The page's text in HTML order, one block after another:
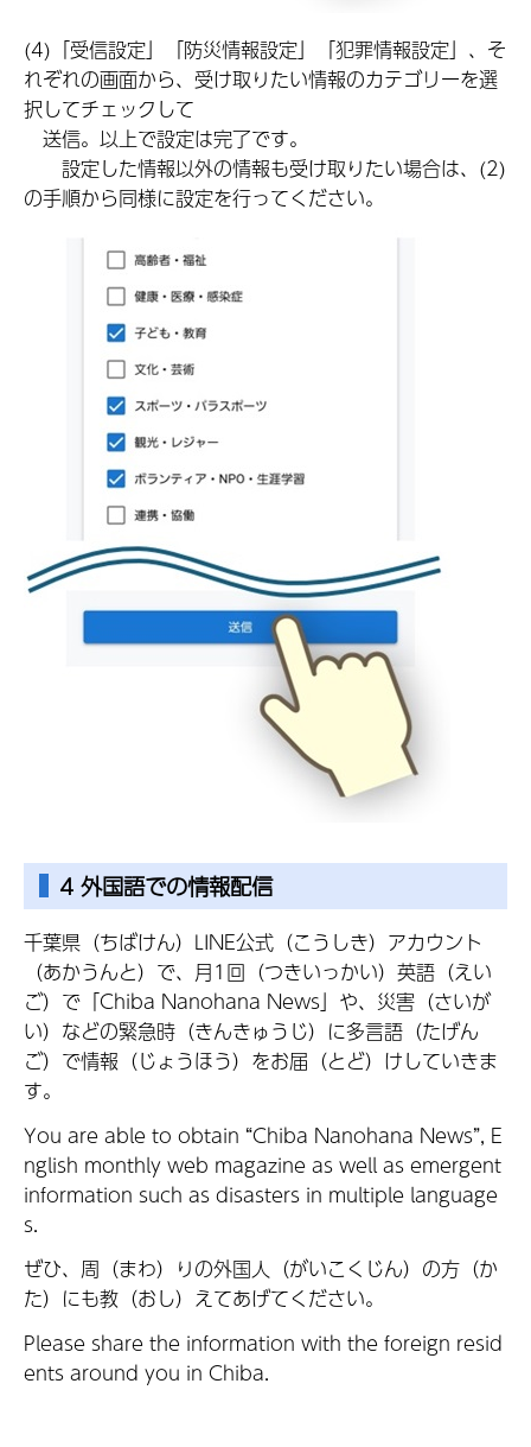
(4)「受信設定」「防災情報設定」「犯罪情報設定」、そ
れぞれの画面から、受け取りたい情報のカテゴリーを選
択してチェックして
送信。以上で設定は完了です。
設定した情報以外の情報も受け取りたい場合は、(2)
の手順から同様に設定を行ってください。
4 外国語での情報配信
千葉県（ちばけん）LINE公式（こうしき）アカウント
（あかうんと）で、月1回（つきいっかい）英語（えい
ご）で「Chiba Nanohana News」や、災害（さいが
い）などの緊急時（きんきゅうじ）に多言語（たげん
ご）で情報（じょうほう）をお届（とど）けしていきま
す。
You are able to obtain “Chiba Nanohana News”, E
nglish monthly web magazine as well as emergent
information such as disasters in multiple language
s.
ぜひ、周（まわ）りの外国人（がいこくじん）の方（か
た）にも教（おし）えてあげてください。
Please share the information with the foreign resid
ents around you in Chiba.